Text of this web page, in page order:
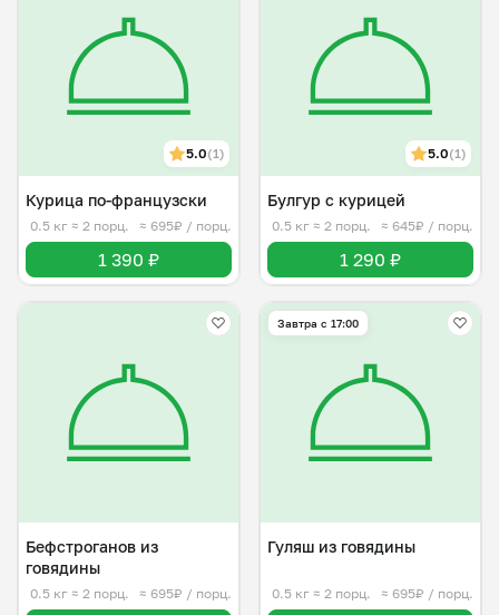
5.0(1)
Курица по-французски
0.5 кг ≈ 2 порц. ≈ 695₽ / порц.
1 390 ₽
5.0(1)
Булгур с курицей
0.5 кг ≈ 2 порц. ≈ 645₽ / порц.
1 290 ₽
Бефстроганов из
говядины
0.5 кг ≈ 2 порц. ≈ 695₽ / порц.
Завтра c 17:00
Гуляш из говядины
0.5 кг ≈ 2 порц. ≈ 695₽ / порц.